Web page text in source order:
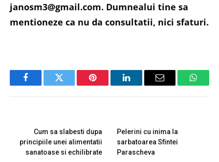
janosm3@gmail.com. Dumnealui tine sa
mentioneze ca nu da consultatii, nici sfaturi.
FacebookTwitter Pinterest LinkedInEmail
Cum sa slabesti dupa
principiile unei alimentatii
sanatoase si echilibrate
Pelerini cu inima la
sarbatoarea Sfintei
Parascheva